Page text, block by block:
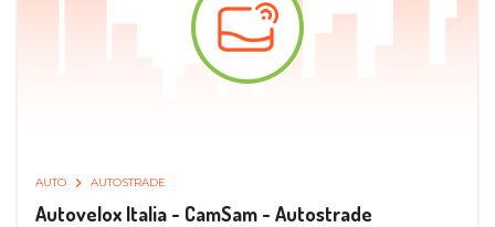
AUTO AUTOSTRADE
Autovelox Italia - CamSam - Autostrade